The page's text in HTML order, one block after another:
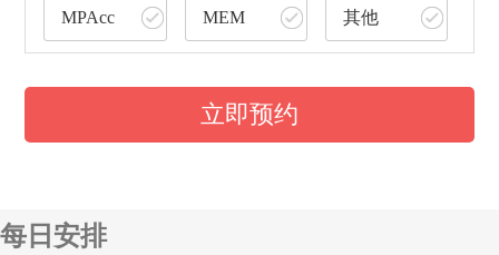
MPAcc MEM 其他
立即预约
每日安排